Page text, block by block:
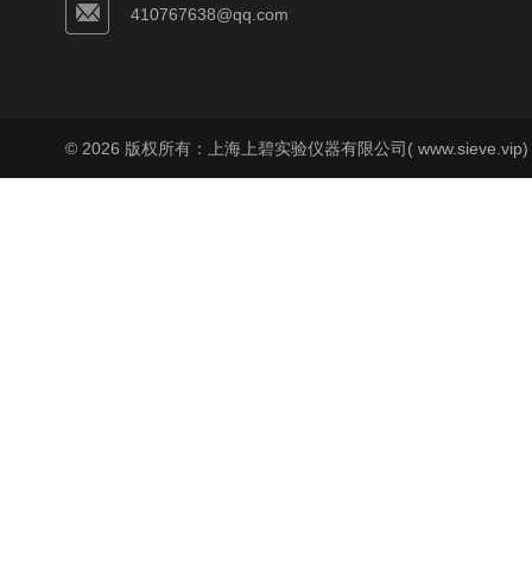
410767638@qq.com
© 2026 版权所有：上海上碧实验仪器有限公司(